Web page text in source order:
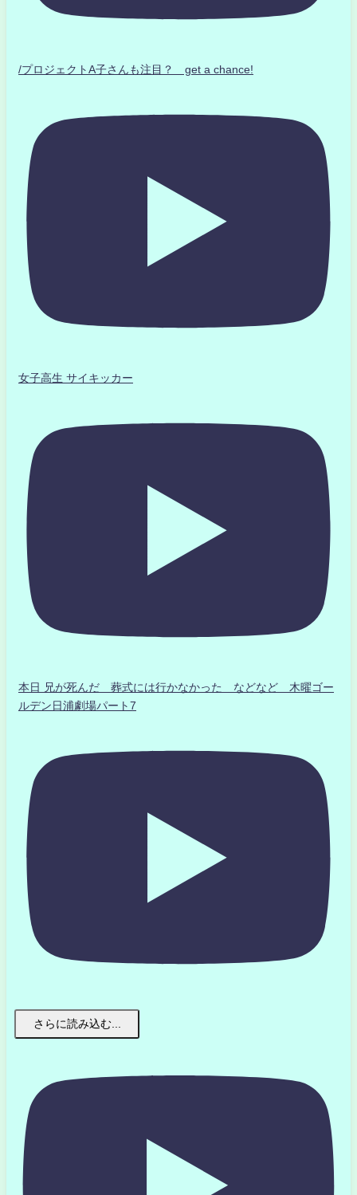
/プロジェクトA子さんも注目？ get a chance!
女子高生 サイキッカー
本日 兄が死んだ 葬式には行かなかった などなど 木曜ゴー
ルデン日浦劇場パート7
さらに読み込む...